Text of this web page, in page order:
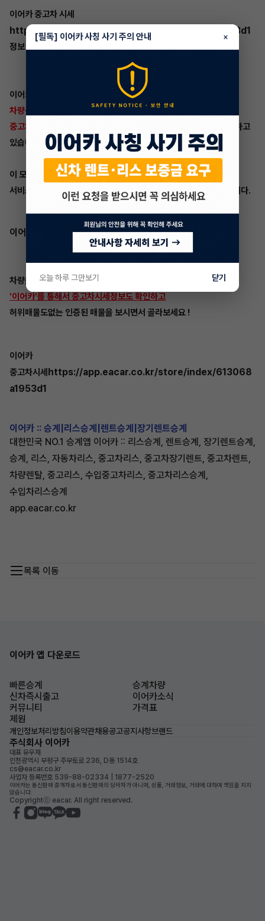
이어카 중고차 시세
https://app.eacar.co.kr/store/index/613068a1953d1
정보
이어카는 차량에 관련된
장기렌트승계/리스승계/중고차장터/
차량용품장터/장기렌트견적신청/장기렌트실시간출고
중고차시세조회/차량사고이력조회/
등등 많은 서비스를 현재 제공 하고
있습니다.
이 모든것들이 이어카에서는 무료로 이용하실 수 있습니다.
서비스가 매우 좋기 때문에 이어카는 이런 기사까지 나오는 어플 입니다.
이어카 중고차시세
차량을 알아보시거나 차량매각이 필요하시면
'이어카'를 통해서 중고차시세정보도 확인하고
허위매물도없는 인증된 매물을 보시면서 골라보세요 !
이어카
중고차시세 https://app.eacar.co.kr/store/index/613068
a1953d1
이어카 :: 승계|리스승계|렌트승계|장기렌트승계
대한민국 NO.1 승계앱 이어카 :: 리스승계, 렌트승계, 장기렌트승계,
승계, 리스, 자동차리스, 중고차리스, 중고차장기렌트, 중고차렌트,
차량렌탈, 중고리스, 수입중고차리스, 중고차리스승계,
수입차리스승계
app.eacar.co.kr
목록 이동
이어카 앱 다운로드
빠른승계
승계차량
신차즉시출고
이어카소식
커뮤니티
가격표
제원
개인정보처리방침이용약관채용공고공지사항브랜드
주식회사 이어카
대표 유우재
인천광역시 부평구 주부토로 236, D동 1514호
cs@eacar.co.kr
사업자 등록번호 539-88-02334 | 1877-2520
이어카는 통신판매 중개자로서 통신판매의 당사자가 아니며, 상품, 거래정보, 거래에 대하여 책임을 지지
않습니다.
Copyrightⓒ eacar. All right reserved.
[필독] 이어카 사칭 사기 주의 안내 ×
오늘 하루 그만보기 닫기